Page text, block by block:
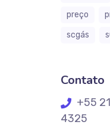
preço
scgás
Contato
+55
4325